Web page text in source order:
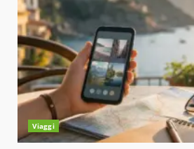
Viaggi